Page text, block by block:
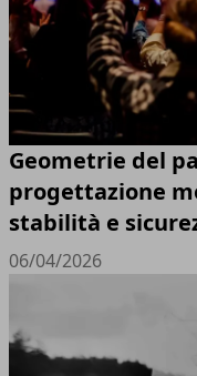
Geometrie del
progettazione
stabilità e
06/04/2026